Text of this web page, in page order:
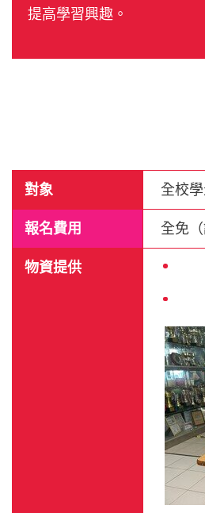
提高學習興趣。
對象 全校
報名費用 全免
物資提供